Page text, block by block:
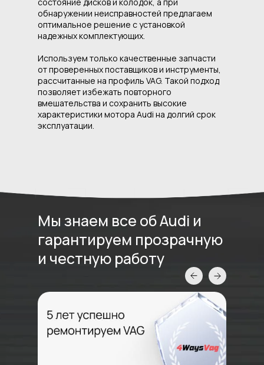
обнаружении неисправностей предлагаем
оптимальное решение с установкой
надежных комплектующих.
Используем только качественные запчасти
от проверенных поставщиков и инструменты,
рассчитанные на профиль VAG. Такой подход
позволяет избежать повторного
вмешательства и сохранить высокие
характеристики мотора Audi на долгий срок
эксплуатации.
Мы знаем все об Audi и
гарантируем прозрачную
и честную работу